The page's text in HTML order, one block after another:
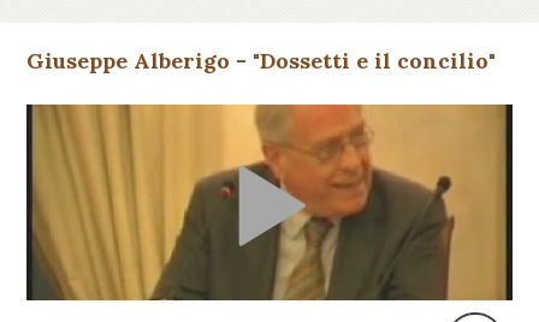
Giuseppe Alberigo - "Dossetti e il concilio"